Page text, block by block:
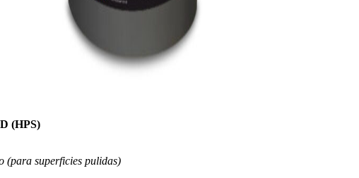
(HPS)
(para superficies pulidas)